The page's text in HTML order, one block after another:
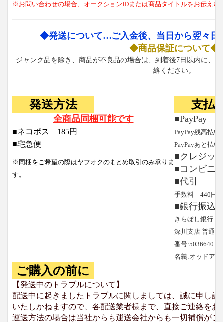
※お問い合わせの場合、オークションIDまたは商品タイトルをお伝えい
◆発送について…ご入金後、当日から翌々日
◆商品保証について◆
ジャンク品を除き、商品が不良品の場合は、到着後7日以内に、
絡ください。
発送方法
全商品同梱可能です
■ネコポス 185円
■宅急便
※同梱をご希望の際はヤフオクのまとめ取引のみ承りま
す。
支払
■PayPay
PayPay残高払い
PayPayあと払い
■クレジッ
■コンビニ
■代引
手数料 440円と
■銀行振込
きらぼし銀行
深川支店 普通預
番号:5036640
名義:オッドア
ご購入の前に
【発送中のトラブルについて】
配送中に起きましたトラブルに関しましては、誠に申し
いたしかねますので、各配送業者様まで、直接ご連絡を
運送方法の場合は当社からも運送会社からも一切補償がご